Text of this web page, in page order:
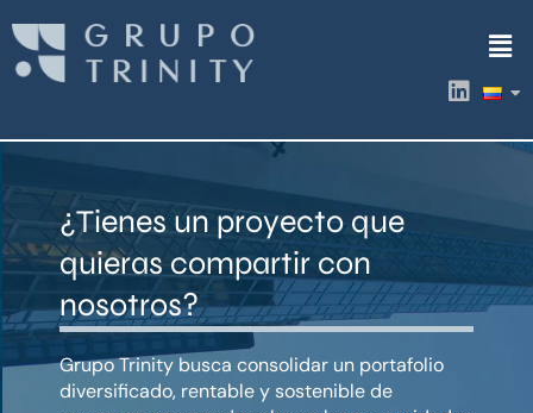
contenido
L
i
k
i
¿Tienes un proyecto que
quieras compartir con
nosotros?
Grupo Trinity busca consolidar un portafolio
diversificado, rentable y sostenible de